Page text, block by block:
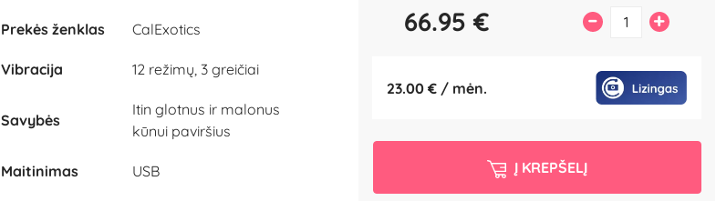
Play
Video
Prekės ženklas CalExotics
Vibracija 12 režimų, 3 greičiai
Savybės
Itin glotnus ir malonus
kūnui paviršius
Maitinimas USB
66.95 € – +
23.00 € / mėn.
Į KREPŠELĮ